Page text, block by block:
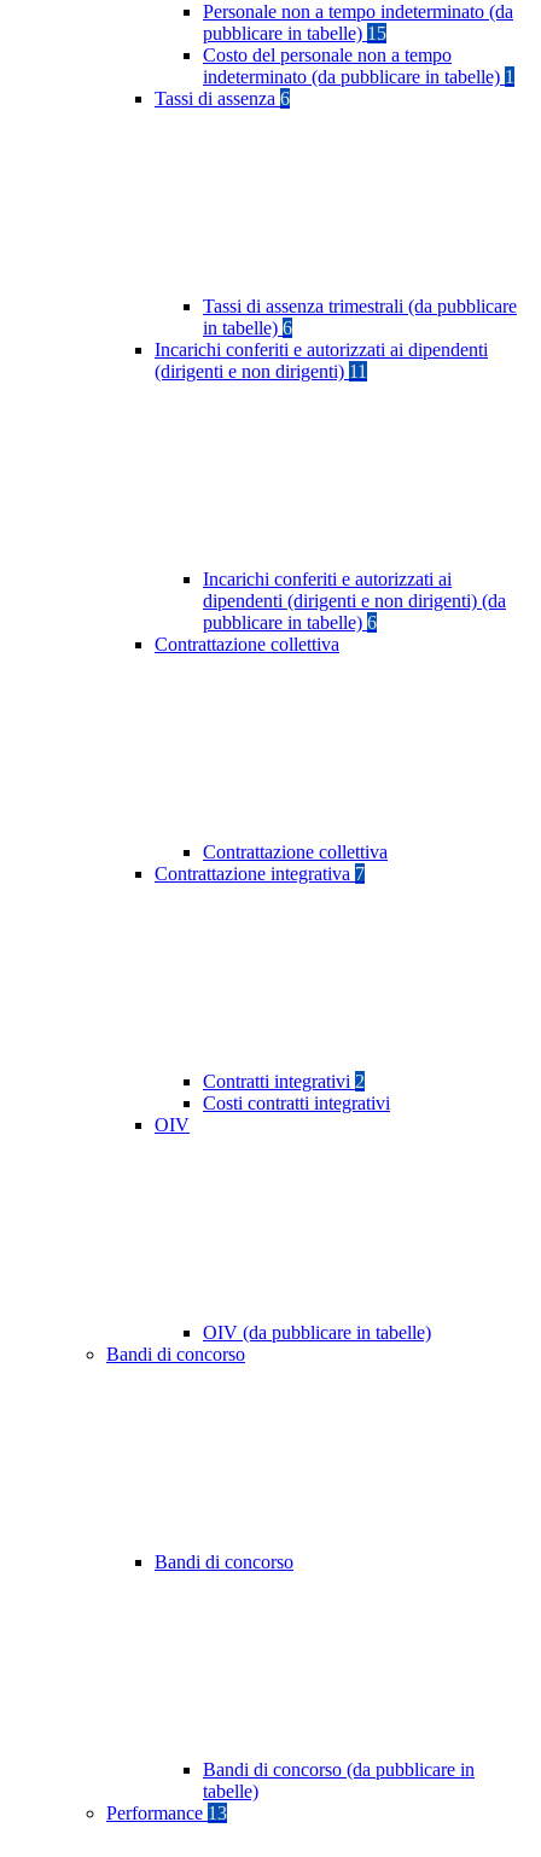
Personale non a tempo indeterminato (da
pubblicare in tabelle) 15
Costo del personale non a tempo
indeterminato (da pubblicare in tabelle) 1
Tassi di assenza 6
Tassi di assenza trimestrali (da pubblicare
in tabelle) 6
Incarichi conferiti e autorizzati ai dipendenti
(dirigenti e non dirigenti) 11
Incarichi conferiti e autorizzati ai
dipendenti (dirigenti e non dirigenti) (da
pubblicare in tabelle) 6
Contrattazione collettiva
Contrattazione collettiva
Contrattazione integrativa 7
Contratti integrativi 2
Costi contratti integrativi
OIV
OIV (da pubblicare in tabelle)
Bandi di concorso
Bandi di concorso
Bandi di concorso (da pubblicare in
tabelle)
Performance 13